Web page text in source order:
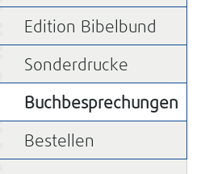
Edition Bibelbund
Sonderdrucke
Buchbesprechungen
Bestellen